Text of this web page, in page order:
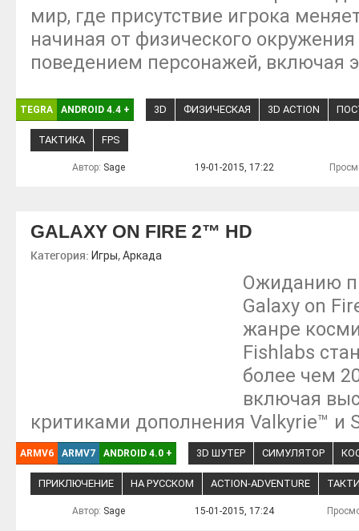
мир, где присутствие игрока
начиная от физического
поведением персонажей, включая
TEGRA ANDROID 4.4 + 3D ФИЗИЧЕСКАЯ 3D ACTION
ТАКТИКА FPS
Автор: Sage 19-01-2015, 17:22
GALAXY ON FIRE 2™ HD
Категория: Игры,Аркада
Ожиданию
Galaxy on
жанре
Fishlabs
более чем
включая
критиками дополнения Valkyrie™ и
ARMV6 ARMV7 ANDROID 4.0 + 3D ШУТЕР СИМУЛЯТОР
ПРИКЛЮЧЕНИЕ НА РУССКОМ ACTION-ADVENTURE
Автор: Sage 15-01-2015, 17:24